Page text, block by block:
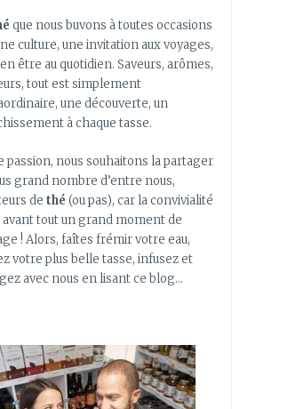
que nous buvons à toutes occasions
culture, une invitation aux voyages,
être au quotidien. Saveurs, arômes,
tout est simplement
une découverte, un
à chaque tasse.
passion, nous souhaitons la partager
grand nombre d’entre nous,
de thé (ou pas), car la convivialité
avant tout un grand moment de
! Alors, faîtes frémir votre eau,
votre plus belle tasse, infusez et
avec nous en lisant ce blog…